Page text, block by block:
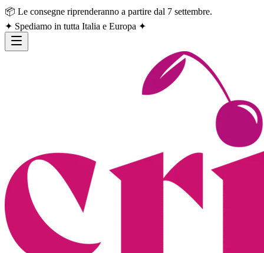
📦 Le consegne riprenderanno a partire dal 7 settembre.
✦ Spediamo in tutta Italia e Europa ✦